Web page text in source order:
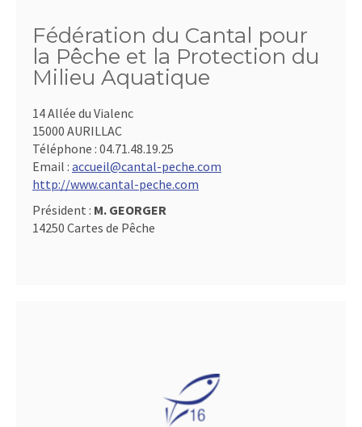
Fédération du Cantal pour
la Pêche et la Protection du
Milieu Aquatique
14 Allée du Vialenc
15000 AURILLAC
Téléphone : 04.71.48.19.25
Email : accueil@cantal-peche.com
http://www.cantal-peche.com
Président : M. GEORGER
14250 Cartes de Pêche